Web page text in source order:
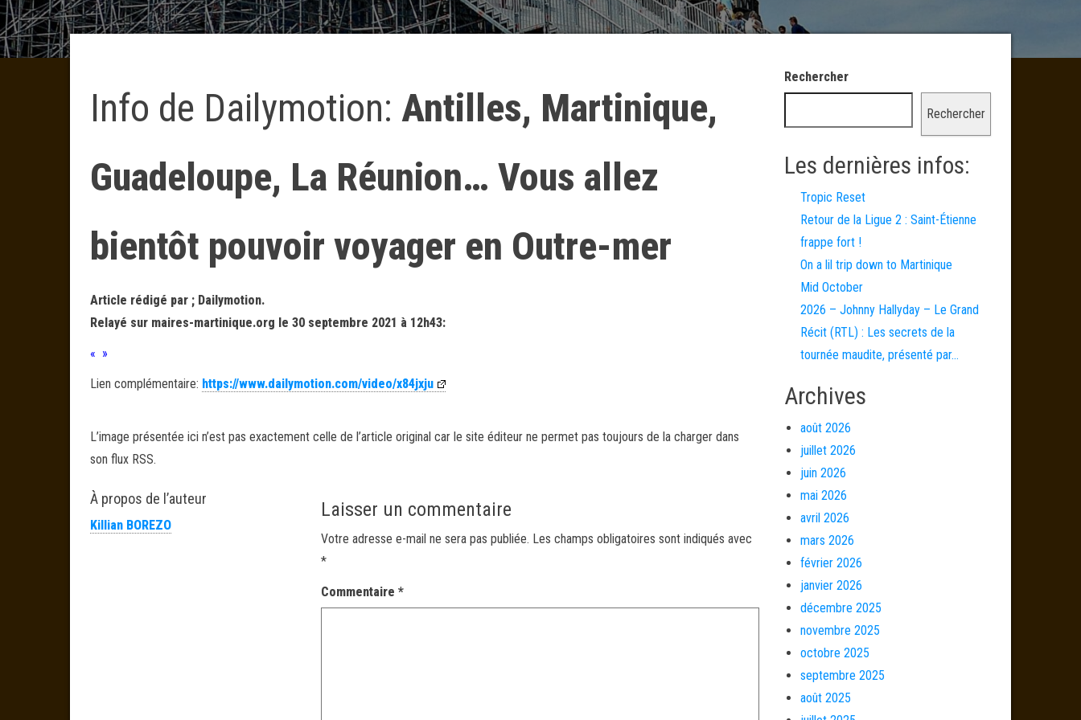
Info de Dailymotion: Antilles, Martinique,
Guadeloupe, La Réunion… Vous allez
bientôt pouvoir voyager en Outre-mer
Article rédigé par ; Dailymotion.
Relayé sur maires-martinique.org le 30 septembre 2021 à 12h43:
« »
Lien complémentaire: https://www.dailymotion.com/video/x84jxju
L’image présentée ici n’est pas exactement celle de l’article original car le site éditeur ne permet pas toujours de la charger dans
son flux RSS.
À propos de l’auteur
Killian BOREZO
Laisser un commentaire
Votre adresse e-mail ne sera pas publiée. Les champs obligatoires sont indiqués avec
*
Commentaire*
Rechercher
Rechercher
Les dernières infos:
Tropic Reset
Retour de la Ligue 2 : Saint-Étienne
frappe fort !
On a lil trip down to Martinique
Mid October
2026 – Johnny Hallyday – Le Grand
Récit (RTL) : Les secrets de la
tournée maudite, présenté par…
Archives
août 2026
juillet 2026
juin 2026
mai 2026
avril 2026
mars 2026
février 2026
janvier 2026
décembre 2025
novembre 2025
octobre 2025
septembre 2025
août 2025